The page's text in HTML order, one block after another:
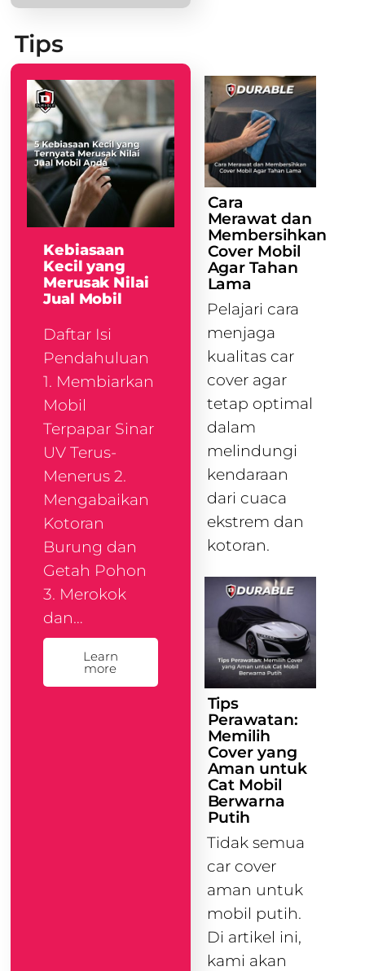
Tips
Kebiasaan
Kecil yang
Merusak Nilai
Jual Mobil
Daftar Isi
Pendahuluan
1. Membiarkan
Mobil
Terpapar Sinar
UV Terus-
Menerus 2.
Mengabaikan
Kotoran
Burung dan
Getah Pohon
3. Merokok
dan…
Learn
more
Cara
Merawat dan
Membersihkan
Cover Mobil
Agar Tahan
Lama
Pelajari cara
menjaga
kualitas car
cover agar
tetap optimal
dalam
melindungi
kendaraan
dari cuaca
ekstrem dan
kotoran.
Tips
Perawatan:
Memilih
Cover yang
Aman untuk
Cat Mobil
Berwarna
Putih
Tidak semua
car cover
aman untuk
mobil putih.
Di artikel ini,
kami akan